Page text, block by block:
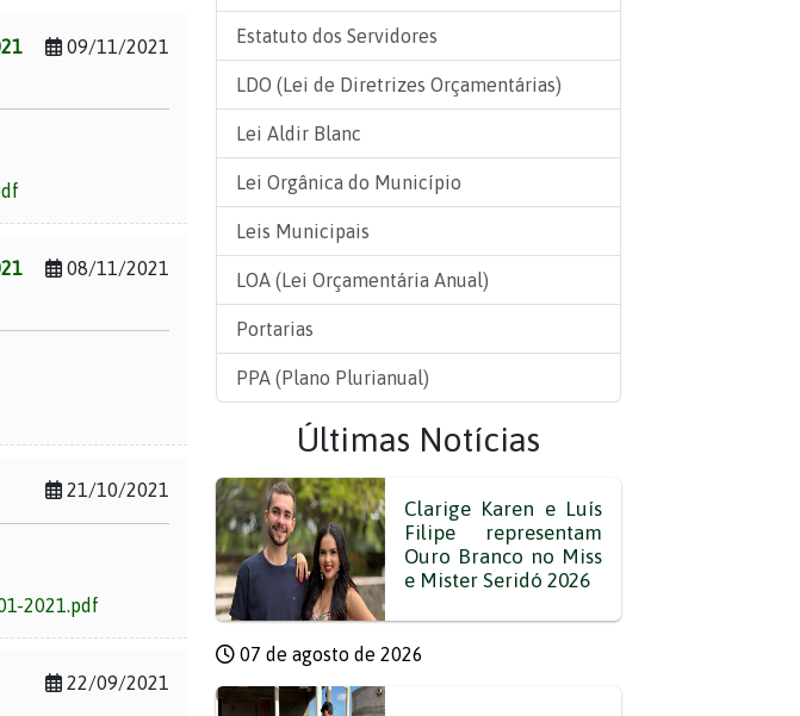
09/11/2021
08/11/2021
21/10/2021
2021.pdf
22/09/2021
Estatuto dos Servidores
LDO (Lei de Diretrizes Orçamentárias)
Lei Aldir Blanc
Lei Orgânica do Município
Leis Municipais
LOA (Lei Orçamentária Anual)
Portarias
PPA (Plano Plurianual)
Últimas Notícias
Clarige Karen e Luís
Filipe representam
Ouro Branco no Miss
e Mister Seridó 2026
07 de agosto de 2026